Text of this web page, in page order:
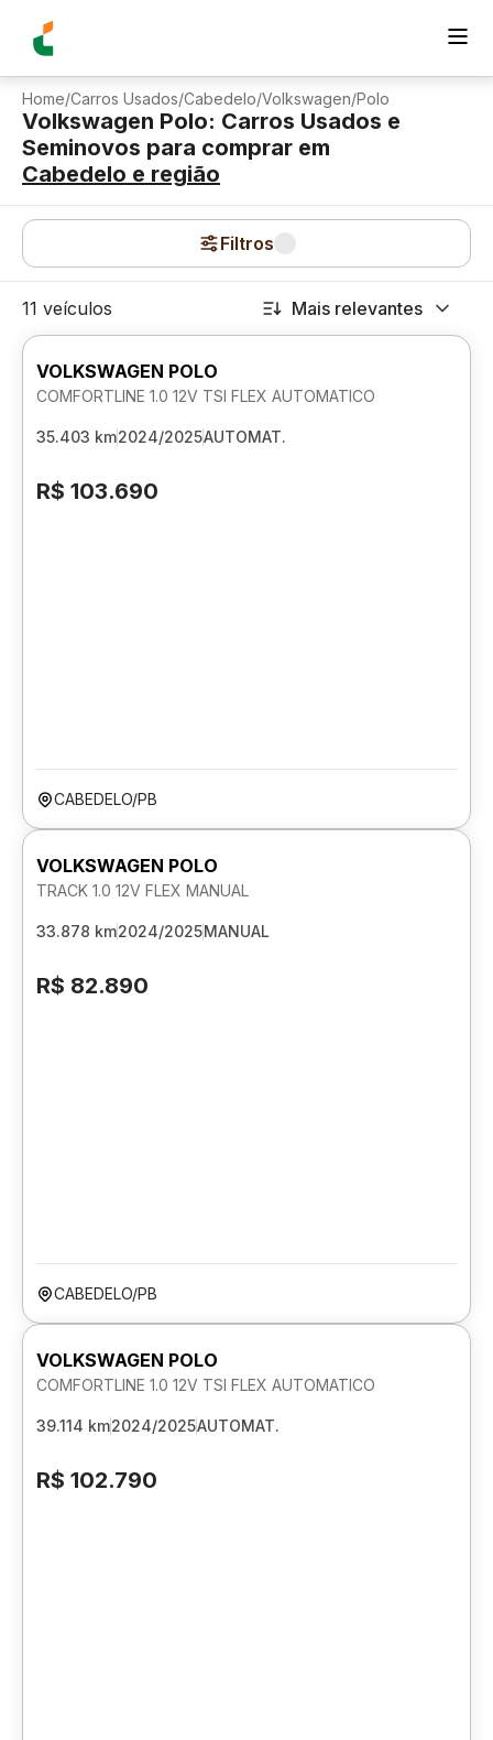
Home/Carros Usados/Cabedelo/Volkswagen/Polo
Volkswagen Polo: Carros Usados e
Seminovos para comprar em
Cabedelo e região
Filtros
11 veículos Mais relevantes
VOLKSWAGEN POLO
COMFORTLINE 1.0 12V TSI FLEX AUTOMATICO
35.403 km2024/2025AUTOMAT.
R$ 103.690
CABEDELO/PB
VOLKSWAGEN POLO
TRACK 1.0 12V FLEX MANUAL
33.878 km2024/2025MANUAL
R$ 82.890
CABEDELO/PB
VOLKSWAGEN POLO
COMFORTLINE 1.0 12V TSI FLEX AUTOMATICO
39.114 km2024/2025AUTOMAT.
R$ 102.790